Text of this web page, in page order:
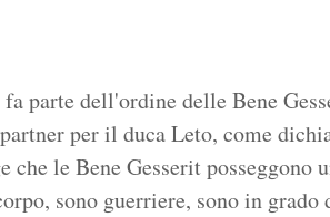
fa parte dell'ordine delle Bene
per il duca Leto, come
che le Bene Gesserit posseggono
sono guerriere, sono in grado